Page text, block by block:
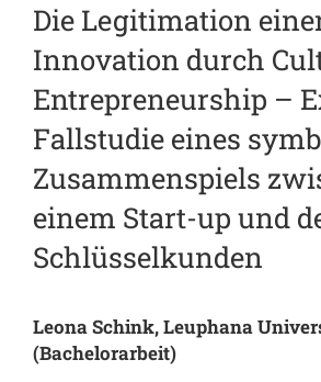
Die Legitimation
Innovation durch
Entrepreneurship –
Fallstudie eines
Zusammenspiels
einem Start-up und
Schlüsselkunden
Leona Schink, Leuphana
(Bachelorarbeit)